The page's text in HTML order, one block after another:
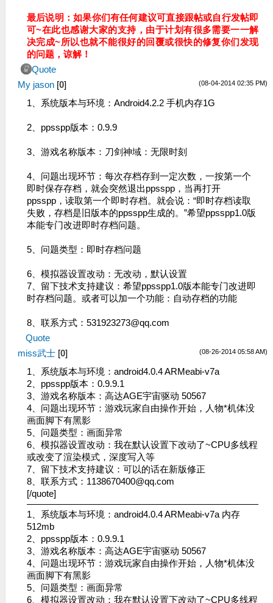
最后说明：如果你们有任何建议可直接跟帖或自行发帖即
可~在此也感谢大家的支持，由于计划有很多需要一一解
决完成~所以也就不能很好的回覆或很快的修复你们发现
的问题，谅​解！
Quote
(08-04-2014 02:35 PM)
My jason [0]
1、系统版本与环境：Android4.2.2 手机内存1G
2、ppsspp版本：0.9.9
3、游戏名称版本：刀剑神域：无限时刻
4、问题出现环节：每次存档存到一定次数，一按第一个
即时保存存档，就会突然退出ppsspp，当再打开
ppsspp，读取第一个即时存档。就会说：“即时存档读取
失败，​存档是旧版本的ppsspp生成的。”希望ppsspp1.0版
本能专门改进即时存档问题。
5、问题类型：即时存档问题
6、模拟器设置改动：无改动，默认设置
7、留下技术支持建议：希望ppsspp1.0版本能专门改进即
时存档问题。或者可以加一个功能：自动存档的功能
8、联系方式： 531923273@qq.com
Quote
(08-26-2014 05:58 AM)
miss武士 [0]
1、系统版本与环境：android4.0.4 ARMeabi-v7a
2、ppsspp版本：0.9.9.1
3、游戏名称版本：高达AGE宇宙驱动 50567
4、问题出现环节：游戏玩家自由操作开始，人物*机体没
画面脚下有黑影
5、问题类型：画面异常
6、模拟器设置改动：我在默认设置下改动了~CPU多线程
或改变了渲染模式，深度写入等
7、留下技术支持建议：可以的话在新版修正
8、联系方式： 1138670400@qq.com
[/quote]
1、系统版本与环境：android4.0.4 ARMeabi-v7a 内存
512mb
2、ppsspp版本：0.9.9.1
3、游戏名称版本：高达AGE宇宙驱动 50567
4、问题出现环节：游戏玩家自由操作开始，人物*机体没
画面脚下有黑影
5、问题类型：画面异常
6、模拟器设置改动：我在默认设置下改动了~CPU多线程